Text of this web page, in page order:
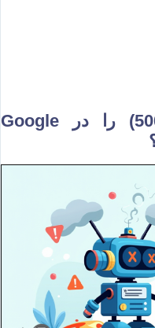
چگونه خطاهای سرور (500) را در Google